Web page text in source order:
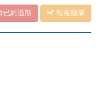
已經過期 報名額滿